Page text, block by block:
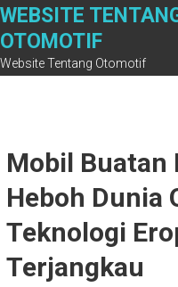
Skip
content
WEBSITE
OTOMOTIF
Website Tentang Otomotif
Mobil Buatan
Heboh Dunia
Teknologi
Terjangkau